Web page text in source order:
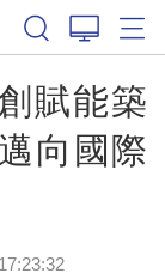
賦能築
向國際